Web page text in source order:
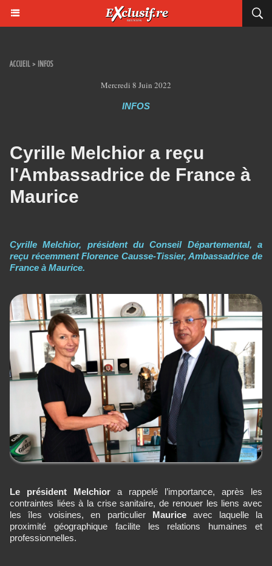
ACCUEIL > INFOS
Mercredi 8 Juin 2022
INFOS
Cyrille Melchior a reçu
l'Ambassadrice de France à
Maurice
Cyrille Melchior, président du Conseil Départemental, a
reçu récemment Florence Causse-Tissier, Ambassadrice de
France à Maurice.
Le président Melchior a rappelé l’importance, après les
contraintes liées à la crise sanitaire, de renouer les liens avec
les îles voisines, en particulier Mauriceavec laquelle la
proximité géographique facilite les relations humaines et
professionnelles.